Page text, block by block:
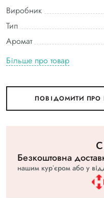
Виробник
Тип
Аромат
Більше про товар
ПОВІДОМИТИ ПРО
Безкоштовна
нашим курʼєром або у